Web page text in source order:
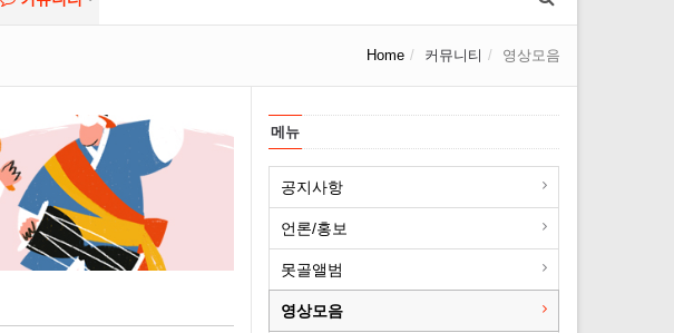
Home 커뮤니티 영상모음
메뉴
공지사항
언론/홍보
못골앨범
영상모음